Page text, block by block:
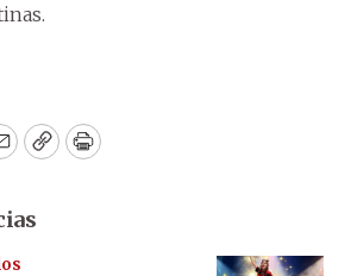
CopyPrint